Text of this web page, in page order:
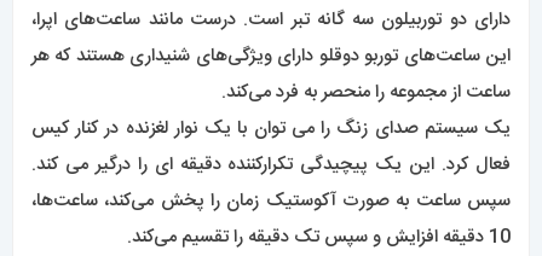
دارای دو توربیلون سه گانه تبر است. درست مانند ساعت‌های اپرا،
این ساعت‌های توربو دوقلو دارای ویژگی‌های شنیداری هستند که هر
ساعت از مجموعه را منحصر به فرد می‌کند.
یک سیستم صدای زنگ را می توان با یک نوار لغزنده در کنار کیس
فعال کرد. این یک پیچیدگی تکرارکننده دقیقه ای را درگیر می کند.
سپس ساعت به صورت آکوستیک زمان را پخش می‌کند، ساعت‌ها،
10 دقیقه افزایش و سپس تک دقیقه را تقسیم می‌کند.